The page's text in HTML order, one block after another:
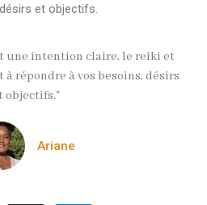
et objectifs.
une intention claire, le reiki et
répondre à vos besoins, désirs
objectifs."
Ariane